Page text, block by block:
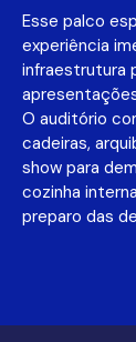
Esse palco
experiência
infraestrutura
O auditório
cadeiras,
show para
cozinha
preparo das